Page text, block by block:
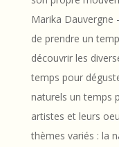
Marika Dauvergne
de prendre un
découvrir les
temps pour
naturels un temps
artistes et leurs
thèmes variés : la